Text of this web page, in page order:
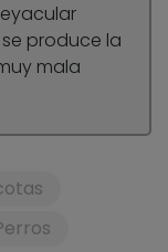
produce la
mala